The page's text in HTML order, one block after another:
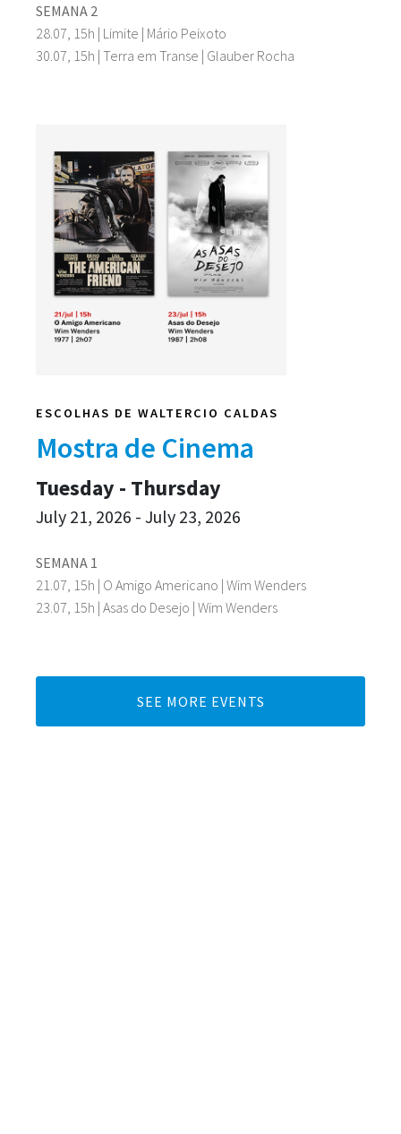
SEMANA 2
28.07, 15h | Limite | Mário Peixoto
30.07, 15h | Terra em Transe | Glauber Rocha
ESCOLHAS DE WALTERCIO CALDAS
Mostra de Cinema
SEMANA 1
21.07, 15h | O Amigo Americano | Wim Wenders
23.07, 15h | Asas do Desejo | Wim Wenders
Tuesday - Thursday
July 21, 2026 - July 23, 2026
SEE MORE EVENTS